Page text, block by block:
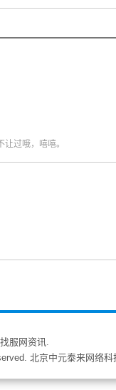
让过哦，嘻嘻。
服网资讯.
北京中元泰来网络